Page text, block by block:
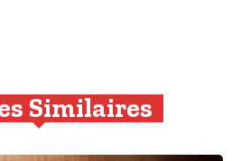
Similaires